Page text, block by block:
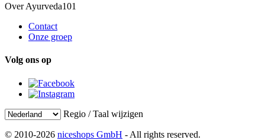
Over Ayurveda101
Contact
Onze groep
Volg ons op
Regio / Taal wijzigen
© 2010-2026 niceshops GmbH - All rights reserved.